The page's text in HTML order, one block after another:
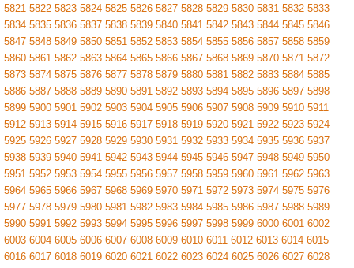
5821 5822 5823 5824 5825 5826 5827 5828 5829 5830 5831 5832 5833
5834 5835 5836 5837 5838 5839 5840 5841 5842 5843 5844 5845 5846
5847 5848 5849 5850 5851 5852 5853 5854 5855 5856 5857 5858 5859
5860 5861 5862 5863 5864 5865 5866 5867 5868 5869 5870 5871 5872
5873 5874 5875 5876 5877 5878 5879 5880 5881 5882 5883 5884 5885
5886 5887 5888 5889 5890 5891 5892 5893 5894 5895 5896 5897 5898
5899 5900 5901 5902 5903 5904 5905 5906 5907 5908 5909 5910 5911
5912 5913 5914 5915 5916 5917 5918 5919 5920 5921 5922 5923 5924
5925 5926 5927 5928 5929 5930 5931 5932 5933 5934 5935 5936 5937
5938 5939 5940 5941 5942 5943 5944 5945 5946 5947 5948 5949 5950
5951 5952 5953 5954 5955 5956 5957 5958 5959 5960 5961 5962 5963
5964 5965 5966 5967 5968 5969 5970 5971 5972 5973 5974 5975 5976
5977 5978 5979 5980 5981 5982 5983 5984 5985 5986 5987 5988 5989
5990 5991 5992 5993 5994 5995 5996 5997 5998 5999 6000 6001 6002
6003 6004 6005 6006 6007 6008 6009 6010 6011 6012 6013 6014 6015
6016 6017 6018 6019 6020 6021 6022 6023 6024 6025 6026 6027 6028